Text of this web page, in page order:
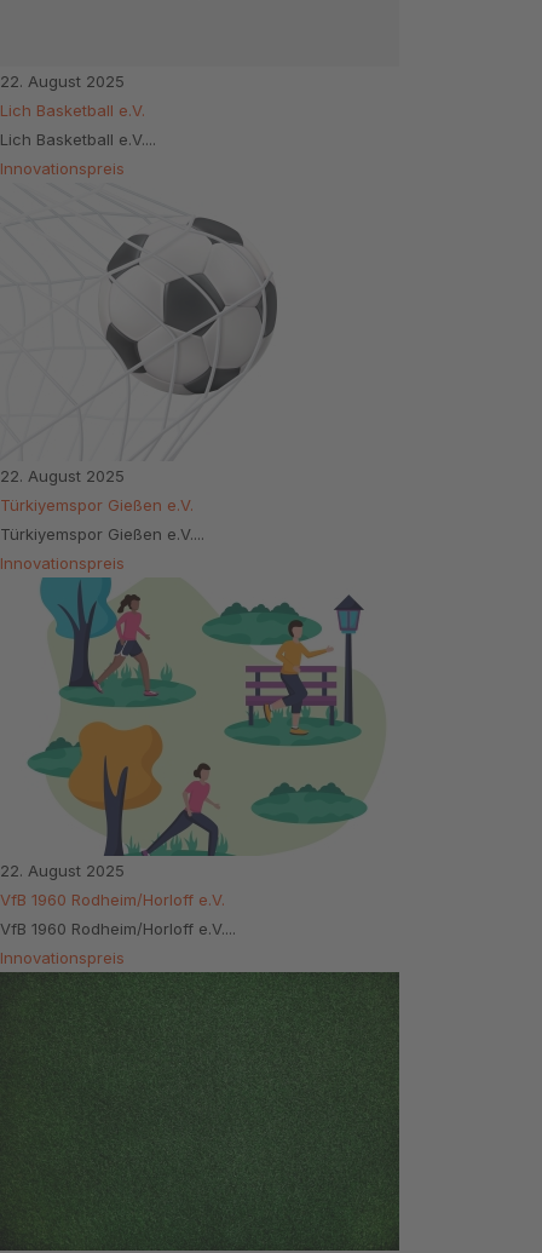
22. August 2025
Lich Basketball e.V.
Lich Basketball e.V....
Innovationspreis
22. August 2025
Türkiyemspor Gießen e.V.
Türkiyemspor Gießen e.V....
Innovationspreis
22. August 2025
VfB 1960 Rodheim/Horloff e.V.
VfB 1960 Rodheim/Horloff e.V....
Innovationspreis